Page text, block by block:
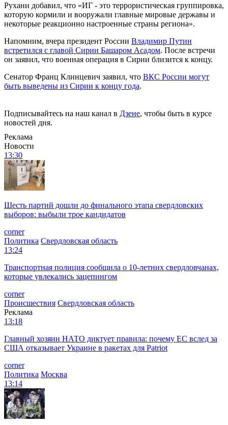
Рухани добавил, что «ИГ - это террористическая группировка,
которую кормили и вооружали главные мировые державы и
некоторые реакционно настроенные страны региона».
Напомним, вчера президент России Владимир Путин
встретился с главой Сирии Башаром Асадом. После встречи
он заявил, что военная операция в Сирии близится к концу.
Сенатор Франц Клинцевич заявил, что ВКС России могут
быть выведены из Сирии к концу года.
Подписывайтесь на наш канал в Дзене, чтобы быть в курсе
новостей дня.
Реклама
Новости
13:30
Шесть партий дошли до финального этапа свердловских
выборов: выбыли трое кандидатов
corner
Политика Свердловская область
13:24
Транспортная полиция сообщила о 10-летних свердловчанах,
которые увлекались зацепингом
corner
Происшествия Свердловская область
Реклама
13:18
Главный хозяин НАТО диктует правила: почему ЕС вслед за
США отказывает Украине в ракетах для Patriot
corner
Политика Москва
13:14